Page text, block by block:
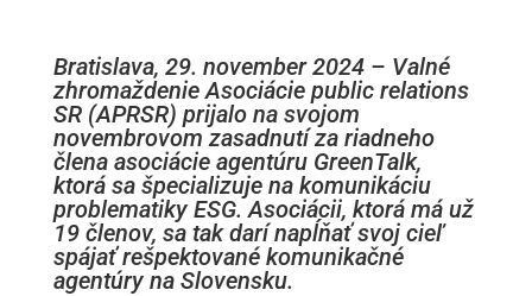
Bratislava, 29. november 2024 – Valné
zhromaždenie Asociácie public relations
SR (APRSR) prijalo na svojom
novembrovom zasadnutí za riadneho
člena asociácie agentúru GreenTalk,
ktorá sa špecializuje na komunikáciu
problematiky ESG. Asociácii, ktorá má už
19 členov, sa tak darí napĺňať svoj cieľ
spájať rešpektované komunikačné
agentúry na Slovensku.